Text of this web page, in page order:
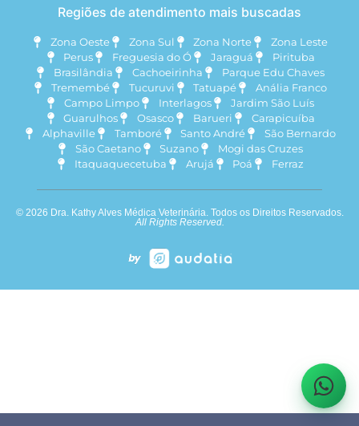
Regiões de atendimento mais buscadas
Zona Oeste Zona Sul Zona Norte
Zona Leste
Perus
Freguesia do Ó Jaraguá
Pirituba
Brasilândia
Cachoeirinha
Parque Edu Chaves
Tremembé
Tucuruvi Tatuapé
Anália Franco
Campo Limpo
Interlagos
Jardim São Luís
Guarulhos
Osasco Barueri
Carapicuíba
Alphaville
Tamboré Santo André
São Bernardo
São Caetano
Suzano
Mogi das Cruzes
Itaquaquecetuba
Arujá Poá Ferraz
© 2026 Dra. Kathy Alves Médica Veterinária. Todos os Direitos Reservados.
All Rights Reserved.